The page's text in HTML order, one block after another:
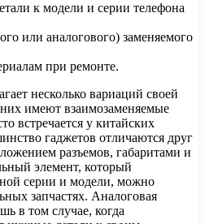
к модели и серии телефона
или аналогового) заменяемого
при ремонте.
несколько вариаций своей
имеют взаимозаменяемые
встречается у китайских
гаджетов отличаются друг
разъемов, габаритами и
элемент, который
серии и модели, можно
запчастях. Аналоговая
в том случае, когда